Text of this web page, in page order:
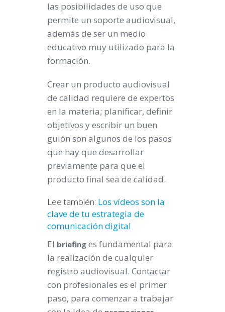
las posibilidades de uso que
permite un soporte audiovisual,
además de ser un medio
educativo muy utilizado para la
formación.
Crear un producto audiovisual
de calidad requiere de expertos
en la materia; planificar, definir
objetivos y escribir un buen
guión son algunos de los pasos
que hay que desarrollar
previamente para que el
producto final sea de calidad.
Lee también: Los vídeos son la
clave de tu estrategia de
comunicación digital
El briefing es fundamental para
la realización de cualquier
registro audiovisual. Contactar
con profesionales es el primer
paso, para comenzar a trabajar